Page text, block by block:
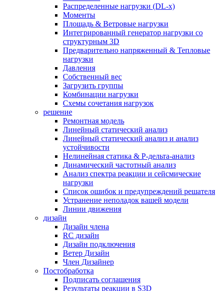
Распределенные нагрузки (DL-х)
Моменты
Площадь & Ветровые нагрузки
Интегрированный генератор нагрузки со
структурным 3D
Предварительно напряженный & Тепловые
нагрузки
Давления
Собственный вес
Загрузить группы
Комбинации нагрузки
Схемы сочетания нагрузок
решение
Ремонтная модель
Линейный статический анализ
Линейный статический анализ и анализ
устойчивости
Нелинейная статика & P-дельта-анализ
Динамический частотный анализ
Анализ спектра реакции и сейсмические
нагрузки
Список ошибок и предупреждений решателя
Устранение неполадок вашей модели
Линии движения
дизайн
Дизайн члена
RC дизайн
Дизайн подключения
Ветер Дизайн
Член Дизайнер
Постобработка
Подписать соглашения
Результаты реакции в S3D